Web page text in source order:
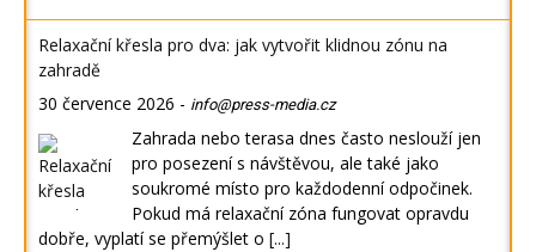
Relaxační křesla pro dva: jak vytvořit klidnou zónu na
zahradě
30 července 2026 - info@press-media.cz
Zahrada nebo terasa dnes často neslouží jen
pro posezení s návštěvou, ale také jako
soukromé místo pro každodenní odpočinek.
Pokud má relaxační zóna fungovat opravdu
dobře, vyplatí se přemýšlet o [...]